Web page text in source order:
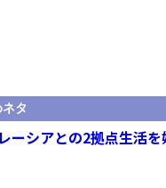
タ
ーシアとの2拠点生活